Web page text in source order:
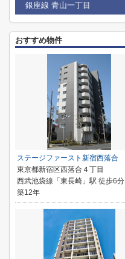
銀座線 青山一丁目
おすすめ物件
ステージファースト新宿西落合
東京都新宿区西落合４丁目
西武池袋線「東長崎」駅 徒歩6分
築12年